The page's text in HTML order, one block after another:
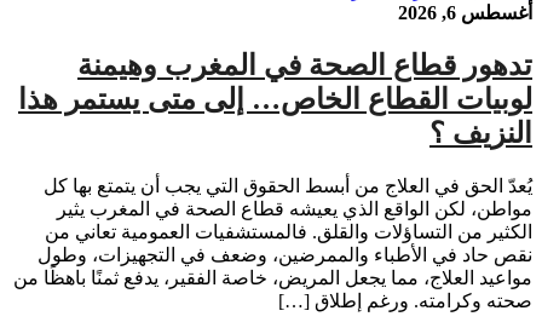
أغسطس 6, 2026
تدهور قطاع الصحة في المغرب وهيمنة
لوبيات القطاع الخاص… إلى متى يستمر هذا
النزيف ؟
يُعدّ الحق في العلاج من أبسط الحقوق التي يجب أن يتمتع بها كل
مواطن، لكن الواقع الذي يعيشه قطاع الصحة في المغرب يثير
الكثير من التساؤلات والقلق. فالمستشفيات العمومية تعاني من
نقص حاد في الأطباء والممرضين، وضعف في التجهيزات، وطول
مواعيد العلاج، مما يجعل المريض، خاصة الفقير، يدفع ثمنًا باهظًا من
صحته وكرامته. ورغم إطلاق […]